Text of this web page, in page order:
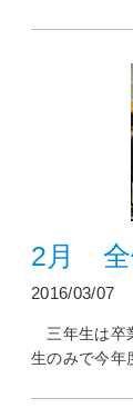
2月 全
2016/03/07
三年生は卒
生のみで今年